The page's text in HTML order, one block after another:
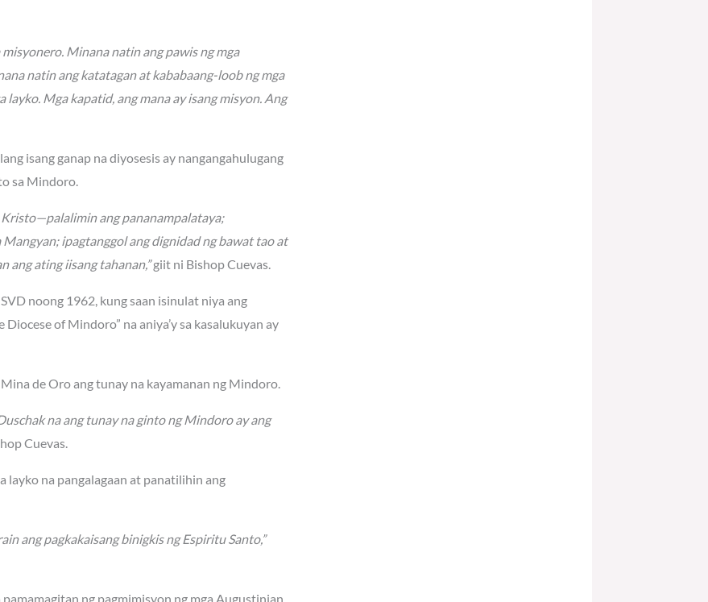
Minana natin ang pawis ng mga
natin ang katatagan at kababaang-loob ng mga
Mga kapatid, ang mana ay isang misyon. Ang
isang ganap na diyosesis ay nangangahulugang
sa Mindoro.
Kristo—palalimin ang pananampalataya;
ipagtanggol ang dignidad ng bawat tao at
ang ating iisang tahanan,”giit ni Bishop Cuevas.
noong 1962, kung saan isinulat niya ang
of Mindoro” na aniya’y sa kasalukuyan ay
de Oro ang tunay na kayamanan ng Mindoro.
na ang tunay na ginto ng Mindoro ay ang
Cuevas.
layko na pangalagaan at panatilihin ang
ang pagkakaisang binigkis ng Espiritu Santo,”
ng pagmimisyon ng mga Augustinian,